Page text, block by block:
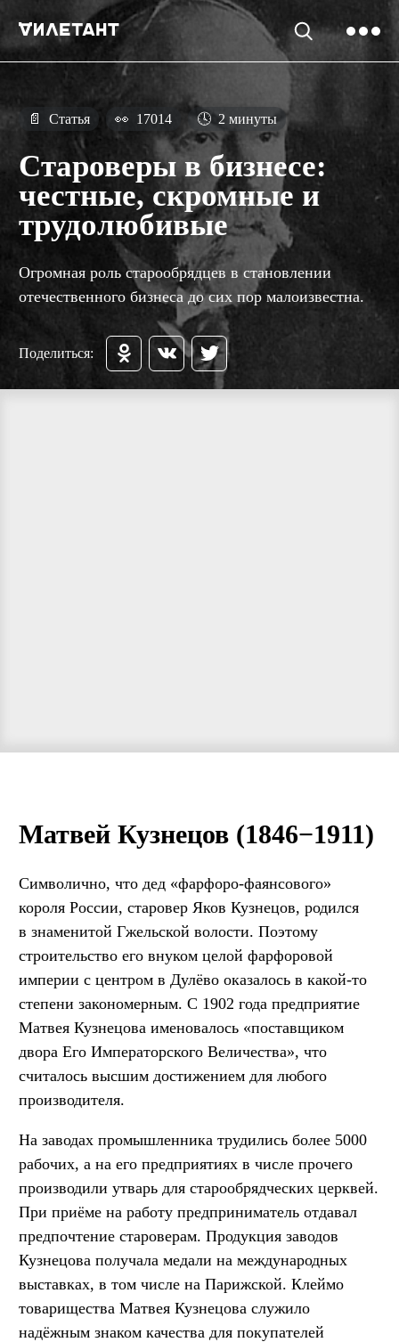
📄 Статья 👀 17014 🕓 2 минуты
Староверы в бизнесе:
честные, скромные и
трудолюбивые
Огромная роль старообрядцев в становлении
отечественного бизнеса до сих пор малоизвестна.
Поделиться:
Матвей Кузнецов (1846−1911)
Символично, что дед «фарфоро-фаянсового»
короля России, старовер Яков Кузнецов, родился
в знаменитой Гжельской волости. Поэтому
строительство его внуком целой фарфоровой
империи с центром в Дулёво оказалось в какой-то
степени закономерным. С 1902 года предприятие
Матвея Кузнецова именовалось «поставщиком
двора Его Императорского Величества», что
считалось высшим достижением для любого
производителя.
На заводах промышленника трудились более 5000
рабочих, а на его предприятиях в числе прочего
производили утварь для старообрядческих церквей.
При приёме на работу предприниматель отдавал
предпочтение староверам. Продукция заводов
Кузнецова получала медали на международных
выставках, в том числе на Парижской. Клеймо
товарищества Матвея Кузнецова служило
надёжным знаком качества для покупателей